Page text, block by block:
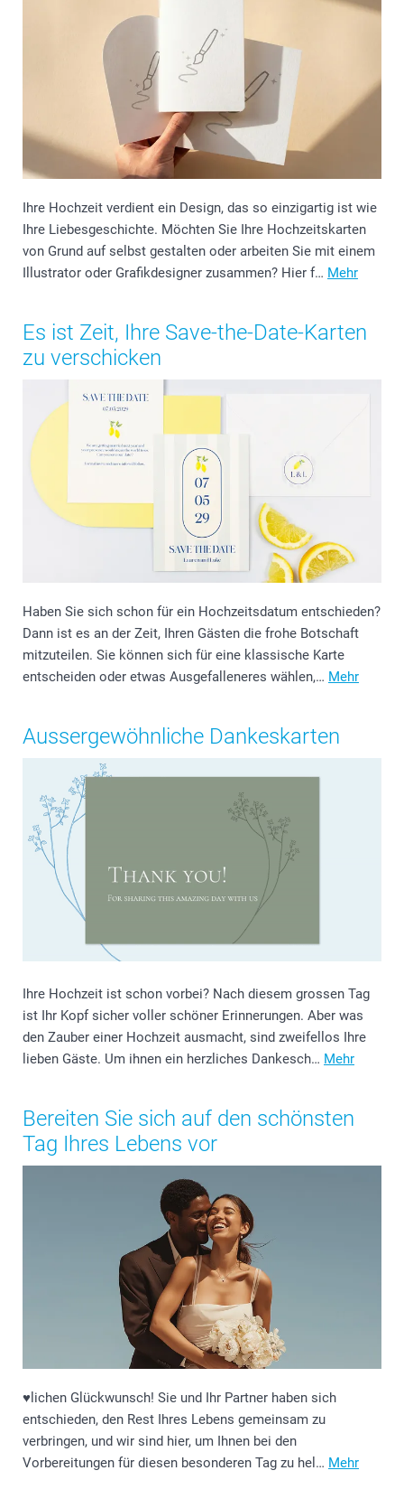
Ihre Hochzeit verdient ein Design, das so einzigartig ist wie
Ihre Liebesgeschichte. Möchten Sie Ihre Hochzeitskarten
von Grund auf selbst gestalten oder arbeiten Sie mit einem
Illustrator oder Grafikdesigner zusammen? Hier f… Mehr
Es ist Zeit, Ihre Save-the-Date-Karten
zu verschicken
Haben Sie sich schon für ein Hochzeitsdatum entschieden?
Dann ist es an der Zeit, Ihren Gästen die frohe Botschaft
mitzuteilen. Sie können sich für eine klassische Karte
entscheiden oder etwas Ausgefalleneres wählen,… Mehr
Aussergewöhnliche Dankeskarten
Ihre Hochzeit ist schon vorbei? Nach diesem grossen Tag
ist Ihr Kopf sicher voller schöner Erinnerungen. Aber was
den Zauber einer Hochzeit ausmacht, sind zweifellos Ihre
lieben Gäste. Um ihnen ein herzliches Dankesch… Mehr
Bereiten Sie sich auf den schönsten
Tag Ihres Lebens vor
♥️lichen Glückwunsch! Sie und Ihr Partner haben sich
entschieden, den Rest Ihres Lebens gemeinsam zu
verbringen, und wir sind hier, um Ihnen bei den
Vorbereitungen für diesen besonderen Tag zu hel… Mehr